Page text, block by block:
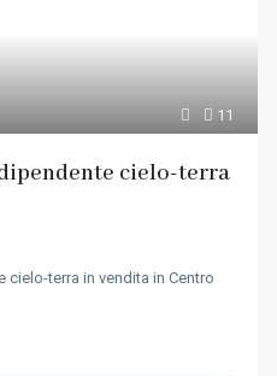
11
cielo-terra
terra in vendita in Centro